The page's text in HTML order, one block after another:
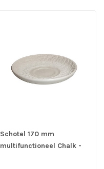
Schotel 170 mm
multifunctioneel Chalk -